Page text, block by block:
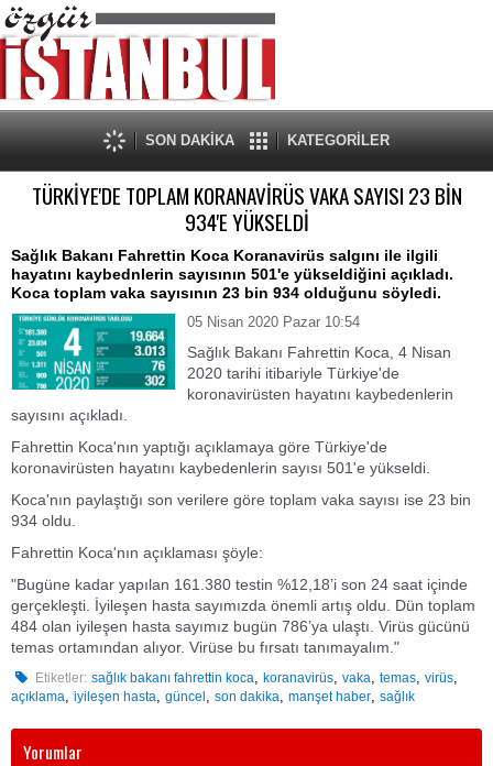
SON DAKİKA KATEGORİLER
TÜRKİYE'DE TOPLAM KORANAVİRÜS VAKA SAYISI 23 BİN
934'E YÜKSELDİ
Sağlık Bakanı Fahrettin Koca Koranavirüs salgını ile ilgili
hayatını kaybednlerin sayısının 501'e yükseldiğini açıkladı.
Koca toplam vaka sayısının 23 bin 934 olduğunu söyledi.
05 Nisan 2020 Pazar 10:54
Sağlık Bakanı Fahrettin Koca, 4 Nisan
2020 tarihi itibariyle Türkiye'de
koronavirüsten hayatını kaybedenlerin
sayısını açıkladı.
Fahrettin Koca'nın yaptığı açıklamaya göre Türkiye'de
koronavirüsten hayatını kaybedenlerin sayısı 501'e yükseldi.
Koca'nın paylaştığı son verilere göre toplam vaka sayısı ise 23 bin
934 oldu.
Fahrettin Koca'nın açıklaması şöyle:
"Bugüne kadar yapılan 161.380 testin %12,18’i son 24 saat içinde
gerçekleşti. İyileşen hasta sayımızda önemli artış oldu. Dün toplam
484 olan iyileşen hasta sayımız bugün 786’ya ulaştı. Virüs gücünü
temas ortamından alıyor. Virüse bu fırsatı tanımayalım."
Etiketler: sağlık bakanı fahrettin koca,koranavirüs,vaka,temas,virüs,
açıklama, iyileşen hasta, güncel , son dakika, manşet haber, sağlık
Yorumlar